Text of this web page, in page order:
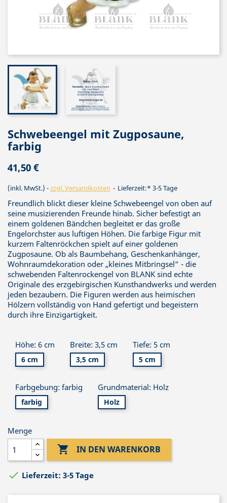
Schwebeengel mit Zugposaune,
farbig
41,50 €
(inkl. MwSt.) zzgl. Versandkosten Lieferzeit:* 3-5 Tage
Freundlich blickt dieser kleine Schwebeengel von oben auf
seine musizierenden Freunde hinab. Sicher befestigt an
einem goldenen Bändchen begleitet er das große
Engelorchster aus luftigen Höhen. Die farbige Figur mit
kurzem Faltenröckchen spielt auf einer goldenen
Zugposaune. Ob als Baumbehang, Geschenkanhänger,
Wohnraumdekoration oder „kleines Mitbringsel“ - die
schwebenden Faltenrockengel von BLANK sind echte
Originale des erzgebirgischen Kunsthandwerks und werden
jeden bezaubern. Die Figuren werden aus heimischen
Hölzern vollständig von Hand gefertigt und begeistern
durch ihre Einzigartigkeit.
Höhe: 6 cm
6 cm
Breite: 3,5 cm
3,5 cm
Tiefe: 5 cm
5 cm
Farbgebung: farbig
farbig
Grundmaterial: Holz
Holz
Menge
 IN DEN WARENKORB
 Lieferzeit: 3-5 Tage